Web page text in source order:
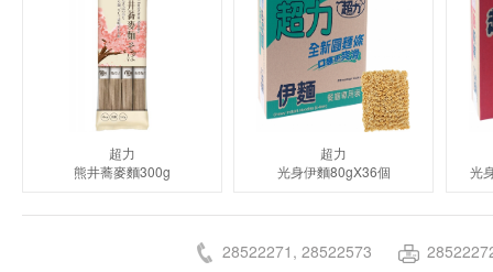
超力
熊井蕎麥麵300g
超力
光身伊麵80gX36個
光
28522271, 28522573